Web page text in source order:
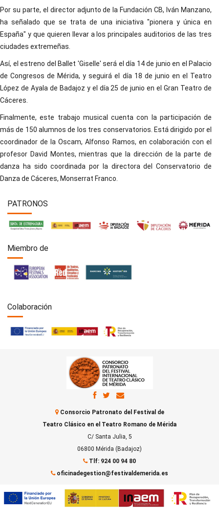
Por su parte, el director adjunto de la Fundación CB, Iván Manzano,
ha señalado que se trata de una iniciativa "pionera y única en
España" y que quieren llevar a los principales auditorios de las tres
ciudades extremeñas.
Así, el estreno del Ballet 'Giselle' será el día 14 de junio en el Palacio
de Congresos de Mérida, y seguirá el día 18 de junio en el Teatro
López de Ayala de Badajoz y el día 25 de junio en el Gran Teatro de
Cáceres.
Finalmente, este trabajo musical cuenta con la participación de
más de 150 alumnos de los tres conservatorios. Está dirigido por el
coordinador de la Oscam, Alfonso Ramos, en colaboración con el
profesor David Montes, mientras que la dirección de la parte de
danza ha sido coordinada por la directora del Conservatorio de
Danza de Cáceres, Monserrat Franco.
PATRONOS
Miembro de
Colaboración
Consorcio Patronato del Festival de
Teatro Clásico en el Teatro Romano de Mérida
C/ Santa Julia, 5
06800 Mérida (Badajoz)
Tlf: 924 00 94 80
oficinadegestion@festivaldemerida.es